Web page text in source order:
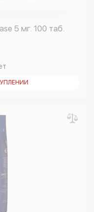
5 мг. 100 таб.